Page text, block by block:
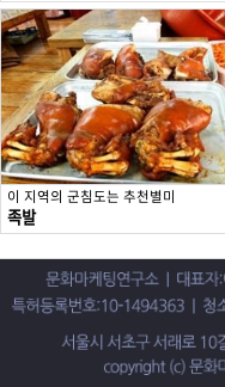
이 지역의 군침도는 추천별미
족발